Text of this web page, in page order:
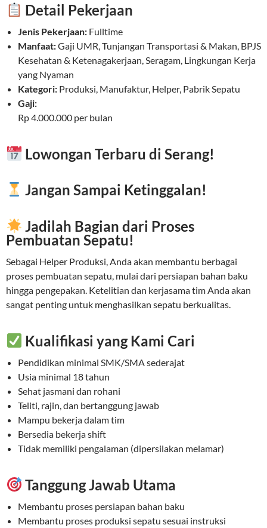
Detail Pekerjaan
Jenis Pekerjaan: Fulltime
Manfaat:Gaji UMR, Tunjangan Transportasi & Makan, BPJS
Kesehatan & Ketenagakerjaan, Seragam, Lingkungan Kerja
yang Nyaman
Kategori: Produksi, Manufaktur, Helper, Pabrik Sepatu
Gaji:
Rp 4.000.000 per bulan
Lowongan Terbaru di Serang!
Jangan Sampai Ketinggalan!
Jadilah Bagian dari Proses
Pembuatan Sepatu!
Sebagai Helper Produksi, Anda akan membantu berbagai
proses pembuatan sepatu, mulai dari persiapan bahan baku
hingga pengepakan. Ketelitian dan kerjasama tim Anda akan
sangat penting untuk menghasilkan sepatu berkualitas.
Kualifikasi yang Kami Cari
Pendidikan minimal SMK/SMA sederajat
Usia minimal 18 tahun
Sehat jasmani dan rohani
Teliti, rajin, dan bertanggung jawab
Mampu bekerja dalam tim
Bersedia bekerja shift
Tidak memiliki pengalaman (dipersilakan melamar)
Tanggung Jawab Utama
Membantu proses persiapan bahan baku
Membantu proses produksi sepatu sesuai instruksi